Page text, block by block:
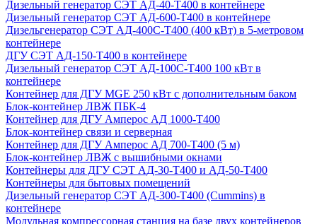
Дизельный генератор СЭТ АД-40-Т400 в контейнере
Дизельный генератор СЭТ АД-600-Т400 в контейнере
Дизельгенератор СЭТ АД-400С-Т400 (400 кВт) в 5-метровом
контейнере
ДГУ СЭТ АД-150-Т400 в контейнере
Дизельный генератор СЭТ АД-100С-Т400 100 кВт в
контейнере
Контейнер для ДГУ MGE 250 кВт с дополнительным баком
Блок-контейнер ЛВЖ ПБК-4
Контейнер для ДГУ Амперос АД 1000-Т400
Блок-контейнер связи и серверная
Контейнер для ДГУ Амперос АД 700-Т400 (5 м)
Блок-контейнер ЛВЖ с вышибными окнами
Контейнеры для ДГУ СЭТ АД-30-Т400 и АД-50-Т400
Контейнеры для бытовых помещений
Дизельный генератор СЭТ АД-300-Т400 (Cummins) в
контейнере
Модульная компрессорная станция на базе двух контейнеров